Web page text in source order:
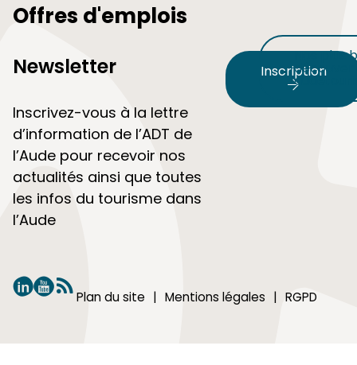
Offres d'emplois
Newsletter
Inscrivez-vous à la lettre
d’information de l’ADT de
l’Aude pour recevoir nos
actualités ainsi que toutes
les infos du tourisme dans
l’Aude
Inscription
Nos plus
Plan du site Mentions légales RGPD